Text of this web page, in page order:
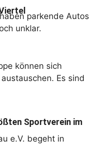
parkende Autos
unklar.
können sich
Es sind
Sportverein im
e.V. begeht in